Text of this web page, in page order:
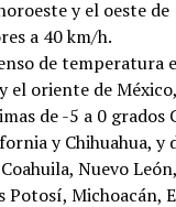
y el oeste de
a 40 km/h.
de temperatura
el oriente de
de -5 a 0 grados
y Chihuahua, y
Nuevo
Potosí, Michoacán,